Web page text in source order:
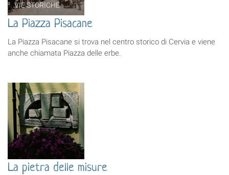
VIE STORICHE
La Piazza Pisacane
La Piazza Pisacane si trova nel centro storico di Cervia e viene
anche chiamata Piazza delle erbe.
La pietra delle misure